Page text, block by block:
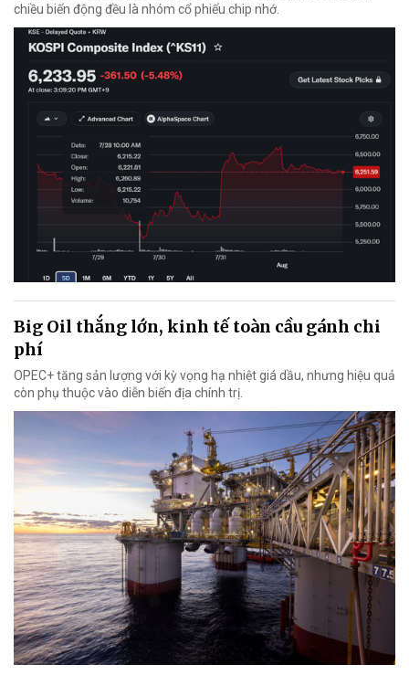
chiều biến động đều là nhóm cổ phiếu chip nhớ.
Big Oil thắng lớn, kinh tế toàn cầu gánh chi
phí
OPEC+ tăng sản lượng với kỳ vọng hạ nhiệt giá dầu, nhưng hiệu quả
còn phụ thuộc vào diễn biến địa chính trị.